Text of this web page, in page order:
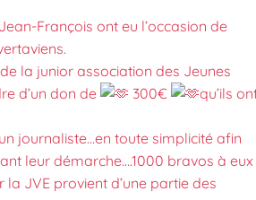
François ont eu l’occasion de
la junior association des Jeunes
d’un don de
300€
qu’ils
journaliste…en toute simplicité afin
leur démarche….1000 bravos à eux
JVE provient d’une partie des